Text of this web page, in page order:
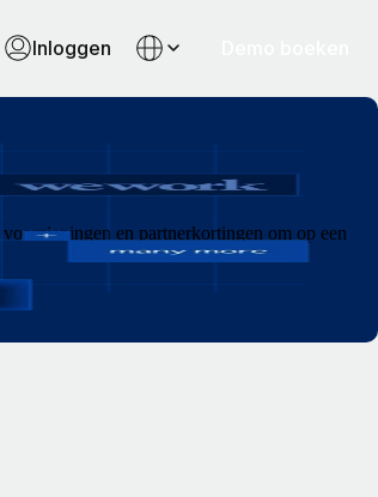
Inloggen
en partnerkortingen om op een